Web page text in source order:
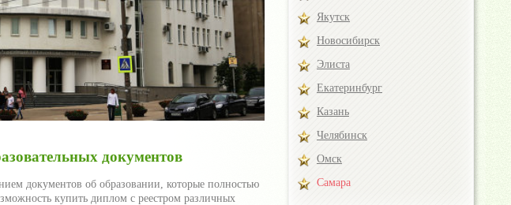
документов
документов об образовании, которые полностью
купить диплом с реестром различных
Якутск
Новосибирск
Элиста
Екатеринбург
Казань
Челябинск
Омск
Самара